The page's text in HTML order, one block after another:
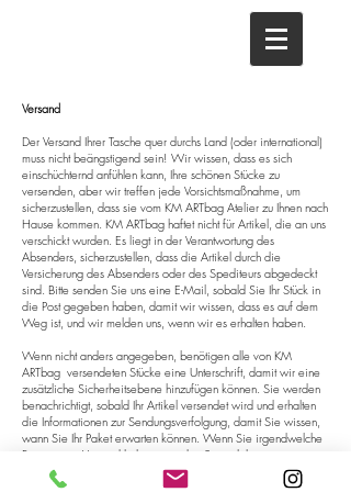
Versand
Der Versand Ihrer Tasche quer durchs Land (oder international)
muss nicht beängstigend sein! Wir wissen, dass es sich
einschüchternd anfühlen kann, Ihre schönen Stücke zu
versenden, aber wir treffen jede Vorsichtsmaßnahme, um
sicherzustellen, dass sie vom KM ARTbag Atelier zu Ihnen nach
Hause kommen. KM ARTbag haftet nicht für Artikel, die an uns
verschickt wurden. Es liegt in der Verantwortung des
Absenders, sicherzustellen, dass die Artikel durch die
Versicherung des Absenders oder des Spediteurs abgedeckt
sind. Bitte senden Sie uns eine E-Mail, sobald Sie Ihr Stück in
die Post gegeben haben, damit wir wissen, dass es auf dem
Weg ist, und wir melden uns, wenn wir es erhalten haben.
Wenn nicht anders angegeben, benötigen alle von KM
ARTbag versendeten Stücke eine Unterschrift, damit wir eine
zusätzliche Sicherheitsebene hinzufügen können. Sie werden
benachrichtigt, sobald Ihr Artikel versendet wird und erhalten
die Informationen zur Sendungsverfolgung, damit Sie wissen,
wann Sie Ihr Paket erwarten können. Wenn Sie irgendwelche
Fragen zum Versand haben, wenden Sie sich bitte an uns.